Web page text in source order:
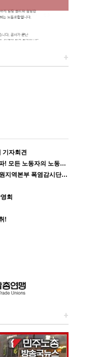
+
기자회견
권 쟁취! 민주노총 7.15 총파업대회
폭염감시단 선포 기자회견
회
!
+